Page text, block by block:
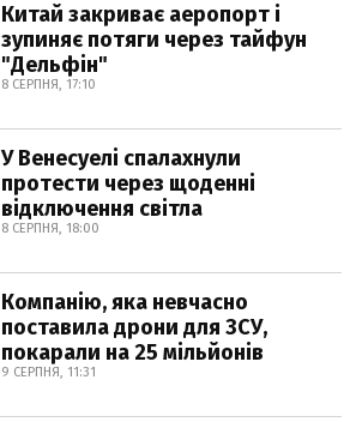
Китай закриває аеропорт і
зупиняє потяги через тайфун
"Дельфін"
8 СЕРПНЯ, 17:10
У Венесуелі спалахнули
протести через щоденні
відключення світла
8 СЕРПНЯ, 18:00
Компанію, яка невчасно
поставила дрони для ЗСУ,
покарали на 25 мільйонів
9 СЕРПНЯ, 11:31